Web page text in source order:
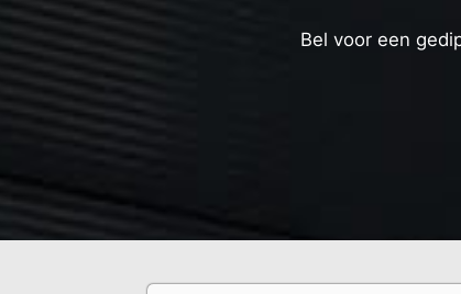
Bel voor een